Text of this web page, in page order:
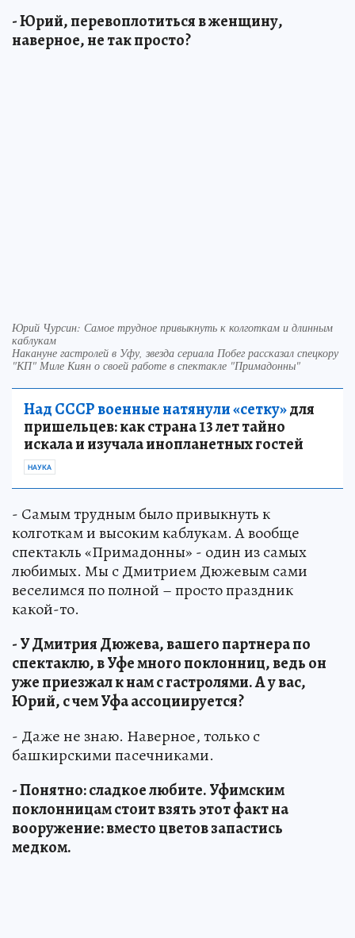
- Юрий, перевоплотиться в женщину,
наверное, не так просто?
Юрий Чурсин: Самое трудное привыкнуть к колготкам и длинным
каблукам
Накануне гастролей в Уфу, звезда сериала Побег рассказал спецкору
"КП" Миле Киян о своей работе в спектакле "Примадонны"
Над СССР военные натянули «сетку»для
пришельцев: как страна 13 лет тайно
искала и изучала инопланетных гостей
НАУКА
- Самым трудным было привыкнуть к
колготкам и высоким каблукам. А вообще
спектакль «Примадонны» - один из самых
любимых. Мы с Дмитрием Дюжевым сами
веселимся по полной – просто праздник
какой-то.
- У Дмитрия Дюжева, вашего партнера по
спектаклю, в Уфе много поклонниц, ведь он
уже приезжал к нам с гастролями. А у вас,
Юрий, с чем Уфа ассоциируется?
- Даже не знаю. Наверное, только с
башкирскими пасечниками.
- Понятно: сладкое любите. Уфимским
поклонницам стоит взять этот факт на
вооружение: вместо цветов запастись
медком.